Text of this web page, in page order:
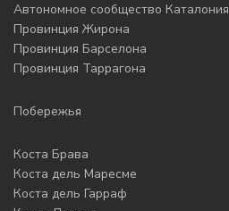
Автономное сообщество Каталония
Провинция Жирона
Провинция Барселона
Провинция Таррагона
Побережья
Коста Брава
Коста дель Маресме
Коста дель Гарраф